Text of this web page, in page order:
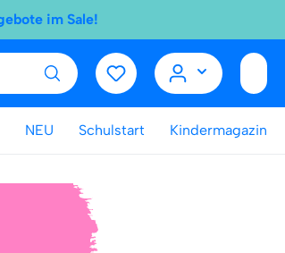
im Sale!
NEU Schulstart Kindermagazin